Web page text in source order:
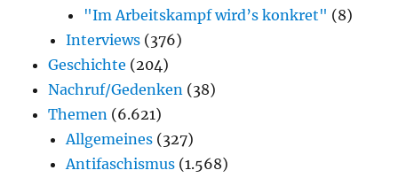
"Im Arbeitskampf wird’s konkret" (8)
Interviews (376)
Geschichte (204)
Nachruf/Gedenken (38)
Themen (6.621)
Allgemeines (327)
Antifaschismus (1.568)